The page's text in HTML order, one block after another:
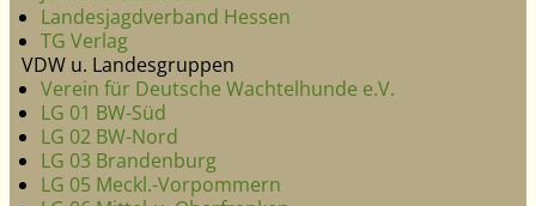
Landesjagdverband Hessen
TG Verlag
VDW u. Landesgruppen
Verein für Deutsche Wachtelhunde e.V.
LG 01 BW-Süd
LG 02 BW-Nord
LG 03 Brandenburg
LG 05 Meckl.-Vorpommern